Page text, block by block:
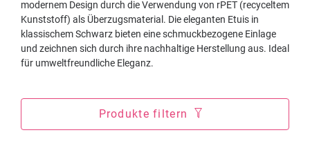
modernem Design durch die Verwendung von rPET (recyceltem
Kunststoff) als Überzugsmaterial. Die eleganten Etuis in
klassischem Schwarz bieten eine schmuckbezogene Einlage
und zeichnen sich durch ihre nachhaltige Herstellung aus. Ideal
für umweltfreundliche Eleganz.
Produkte filtern